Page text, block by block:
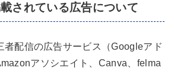
されている広告について
者配信の広告サービス（Googleアド
アソシエイト、Canva、felma